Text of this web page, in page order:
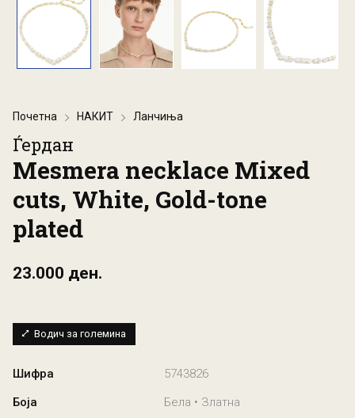
Почетна НАКИТ Ланчиња
Ѓердан
Mesmera necklace Mixed
cuts, White, Gold-tone
plated
23.000 ден.
Водич за големина
Шифра
5743826
Боја
Бела • Златна